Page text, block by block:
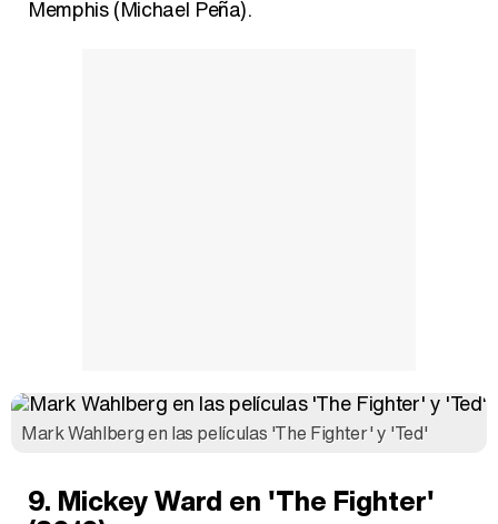
Memphis (Michael Peña).
Mark Wahlberg en las películas 'The Fighter' y 'Ted'
9. Mickey Ward en 'The Fighter'